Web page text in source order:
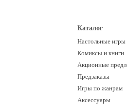
Каталог
Настольные игры
Комиксы и книги
Акционные
Предзаказы
Игры по жанрам
Аксессуары